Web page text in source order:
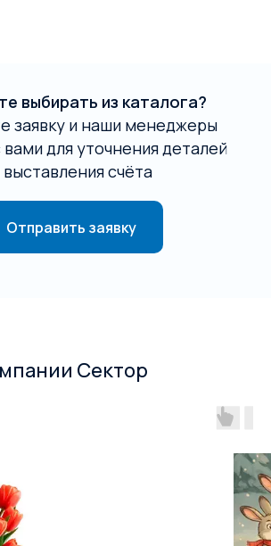
выбирать из каталога?
заявку и наши менеджеры
вами для уточнения деталей
выставления счёта
Отправить заявку
Сектор